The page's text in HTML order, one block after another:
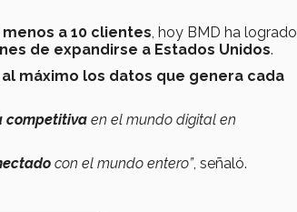
a 10 clientes , hoy BMD ha logrado
de expandirse a Estados Unidos.
máximo los datos que genera cada
competitiva en el mundo digital en
con el mundo entero”, señaló.